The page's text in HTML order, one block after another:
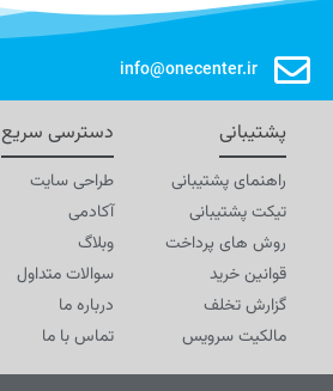
info@onecenter.ir
پشتیبانی
راهنمای پشتیبانی
تیکت پشتیبانی
روش های پرداخت
قوانین خرید
گزارش تخلف
مالکیت سرویس
دسترسی سریع
طراحی سایت
آکادمی
وبلاگ
سوالات متداول
درباره ما
تماس با ما